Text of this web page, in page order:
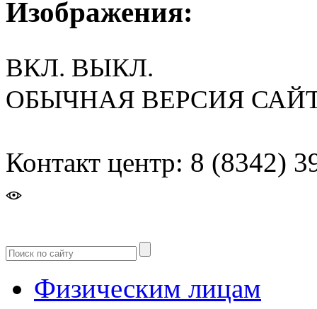
Изображения:
ВКЛ. ВЫКЛ.
ОБЫЧНАЯ ВЕРСИЯ
Контакт центр: 8 (8342)
Физическим лицам